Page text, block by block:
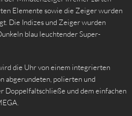
Elemente sowie die Zeiger wurden
Die Indizes und Zeiger wurden
blau leuchtender Super-
die Uhr von einem integrierten
abgerundeten, polierten und
Doppelfaltschließe und dem einfachen